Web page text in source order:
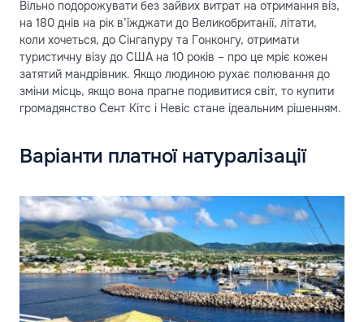
Вільно подорожувати без зайвих витрат на отримання віз,
на 180 днів на рік в’їжджати до Великобританії, літати,
коли хочеться, до Сінгапуру та Гонконгу, отримати
туристичну візу до США на 10 років – про це мріє кожен
затятий мандрівник. Якщо людиною рухає полювання до
зміни місць, якщо вона прагне подивитися світ, то купити
громадянство Сент Кітс і Невіс стане ідеальним рішенням.
Варіанти платної натуралізації